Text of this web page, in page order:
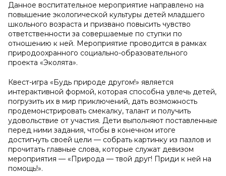
Данное воспитательное мероприятие направлено на
повышение экологической культуры детей младшего
школьного возраста и призвано повысить чувство
ответственности за совершаемые по ступки по
отношению к ней. Мероприятие проводится в рамках
природоохранного социально-образовательного
проекта «Эколята».
Квест-игра «Будь природе другом!» является
интерактивной формой, которая способна увлечь детей,
погрузить их в мир приключений, дать возможность
продемонстрировать смекалку, талант и получить
удовольствие от участия. Дети выполняют поставленные
перед ними задания, чтобы в конечном итоге
достигнуть своей цели — собрать картинку из пазлов и
прочитать главные слова, которые служат девизом
мероприятия — «Природа — твой друг! Приди к ней на
помощь!».